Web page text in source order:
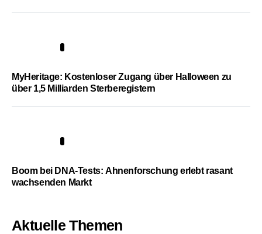
MyHeritage: Kostenloser Zugang über Halloween zu
über 1,5 Milliarden Sterberegistern
Boom bei DNA-Tests: Ahnenforschung erlebt rasant
wachsenden Markt
Aktuelle Themen